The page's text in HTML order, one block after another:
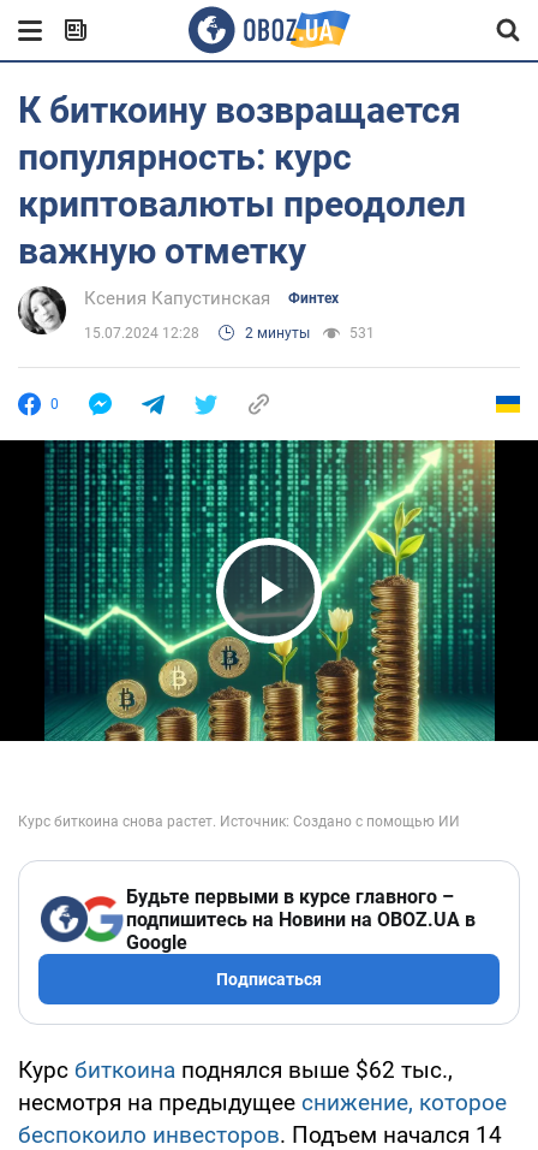
К биткоину возвращается
популярность: курс
криптовалюты преодолел
важную отметку
Ксения Капустинская Финтех
15.07.2024 12:28 2 минуты 531
0
Play Video
Будьте первыми в курсе главного –
подпишитесь на Новини на OBOZ.UA в
Google
Подписаться
Курс биткоина поднялся выше $62 тыс.,
несмотря на предыдущее снижение, которое
беспокоило инвесторов. Подъем начался 14